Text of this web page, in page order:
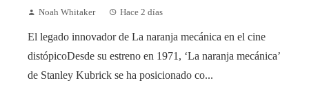
Noah Whitaker Hace 2 días
El legado innovador de La naranja mecánica en el cine
distópicoDesde su estreno en 1971, ‘La naranja mecánica’
de Stanley Kubrick se ha posicionado co...